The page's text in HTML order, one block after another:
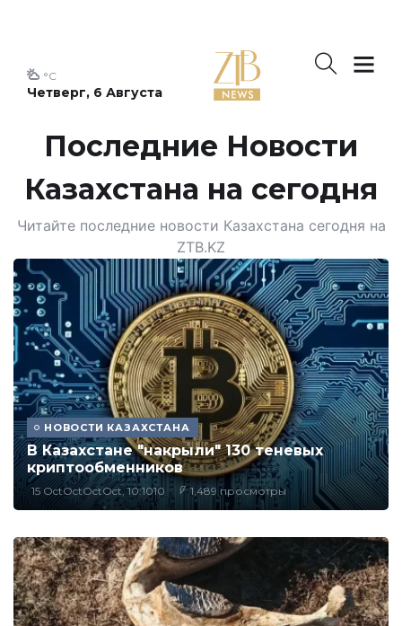
Четверг, 6 Августа
°C
Последние Новости
Казахстана на сегодня
Читайте последние новости Казахстана сегодня на
ZTB.KZ
НОВОСТИ КАЗАХСТАНА
В Казахстане "накрыли" 130 теневых
криптообменников
15 OctOctOctOct, 10:1010 1,489 просмотры